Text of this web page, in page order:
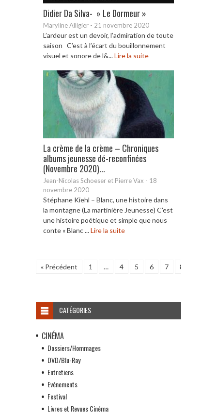
Didier Da Silva- » Le Dormeur »
Maryline Alligier - 21 novembre 2020
L’ardeur est un devoir, l’admiration de toute
saison C’est à l’écart du bouillonnement
visuel et sonore de l&...Lire la suite
La crème de la crème – Chroniques
albums jeunesse dé-reconfinées
(Novembre 2020)...
Jean-Nicolas Schoeser et Pierre Vax - 18
novembre 2020
Stéphane Kiehl – Blanc, une histoire dans
la montagne (La martinière Jeunesse) C’est
une histoire poétique et simple que nous
conte « Blanc ...Lire la suite
« Précédent 1 … 4 5 6 7 8
CATÉGORIES
CINÉMA
Dossiers/Hommages
DVD/Blu-Ray
Entretiens
Evénements
Festival
Livres et Revues Cinéma